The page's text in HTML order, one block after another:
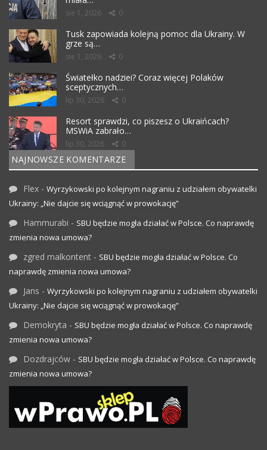
sie 1, 2026 0
Tusk zapowiada kolejną pomoc dla Ukrainy. W
grze są…
sie 1, 2026 0
Światełko nadziei? Coraz więcej Polaków
sceptycznych…
lip 30, 2026 0
Resort sprawdzi, co piszesz o Ukraińcach?
MSWiA zabrało…
lip 30, 2026 0
NAJNOWSZE KOMENTARZE
Flex - Wyrzykowski po kolejnym nagraniu z udziałem obywatelki
Ukrainy: „Nie dajcie się wciągnąć w prowokację”
Hammurabi - SBU będzie mogła działać w Polsce. Co naprawdę
zmienia nowa umowa?
zgred malkontent - SBU będzie mogła działać w Polsce. Co
naprawdę zmienia nowa umowa?
Jans - Wyrzykowski po kolejnym nagraniu z udziałem obywatelki
Ukrainy: „Nie dajcie się wciągnąć w prowokację”
Demokryta - SBU będzie mogła działać w Polsce. Co naprawdę
zmienia nowa umowa?
Dozdrajców - SBU będzie mogła działać w Polsce. Co naprawdę
zmienia nowa umowa?